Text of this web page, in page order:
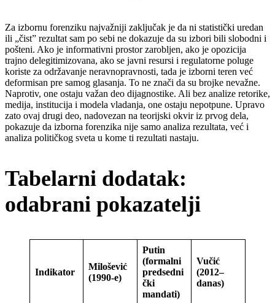
Za izbornu forenziku najvažniji zaključak je da ni statistički uredan
ili „čist” rezultat sam po sebi ne dokazuje da su izbori bili slobodni i
pošteni. Ako je informativni prostor zarobljen, ako je opozicija
trajno delegitimizovana, ako se javni resursi i regulatorne poluge
koriste za održavanje neravnopravnosti, tada je izborni teren već
deformisan pre samog glasanja. To ne znači da su brojke nevažne.
Naprotiv, one ostaju važan deo dijagnostike. Ali bez analize retorike,
medija, institucija i modela vladanja, one ostaju nepotpune. Upravo
zato ovaj drugi deo, nadovezan na teorijski okvir iz prvog dela,
pokazuje da izborna forenzika nije samo analiza rezultata, već i
analiza političkog sveta u kome ti rezultati nastaju.
Tabelarni dodatak:
odabrani pokazatelji
Indikator
Milošević
(1990-e)
Putin
(formalni
predsedni
čki
mandati)
Vučić
(2012–
danas)